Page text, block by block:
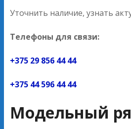
Уточнить наличие, узнать
Телефоны для связи:
+375 29 856 44 44
+375 44 596 44 44
Модельный